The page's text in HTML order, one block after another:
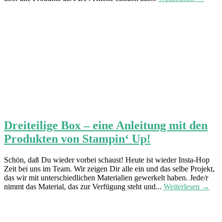
Dreiteilige Box – eine Anleitung mit den
Produkten von Stampin‘ Up!
Schön, daß Du wieder vorbei schaust! Heute ist wieder Insta-Hop
Zeit bei uns im Team. Wir zeigen Dir alle ein und das selbe Projekt,
das wir mit unterschiedlichen Materialien gewerkelt haben. Jede/r
nimmt das Material, das zur Verfügung steht und... Weiterlesen →